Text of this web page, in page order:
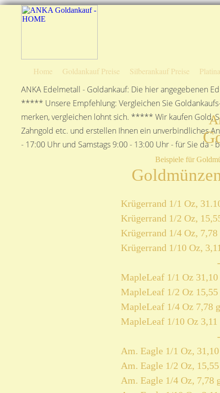
Home Goldankauf Preise Silberankauf Preise
ANKA Edelmetall - Goldankauf: Die hier angegebenen
***** Unsere Empfehlung: Vergleichen Sie
merken, vergleichen lohnt sich. ***** Wir kaufen Gold,
Zahngold etc. und erstellen Ihnen ein unverbindliches
- 17:00 Uhr und Samstags 9:00 - 13:00 Uhr - für Sie
Beispiele für
Krügerrand 1/1 Oz,
Krügerrand 1/2 Oz,
Krügerrand 1/4 Oz,
Krügerrand 1/10 Oz,
MapleLeaf 1/1 Oz
MapleLeaf 1/2 Oz
MapleLeaf 1/4 Oz 7,78
MapleLeaf 1/10 Oz
Am. Eagle 1/1 Oz,
Am. Eagle 1/2 Oz,
Am. Eagle 1/4 Oz, 7,78